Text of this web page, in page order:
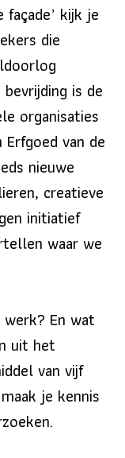
kijk je
die
is de
organisaties
van de
nieuwe
creatieve
initiatief
waar we
En wat
uit het
van vijf
je kennis